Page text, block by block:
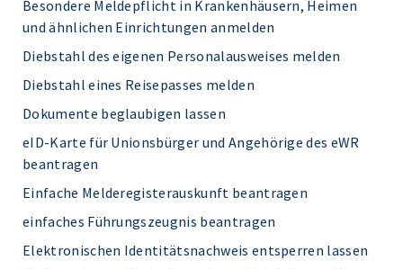
Besondere Meldepflicht in Krankenhäusern, Heimen
und ähnlichen Einrichtungen anmelden
Diebstahl des eigenen Personalausweises melden
Diebstahl eines Reisepasses melden
Dokumente beglaubigen lassen
eID-Karte für Unionsbürger und Angehörige des eWR
beantragen
Einfache Melderegisterauskunft beantragen
einfaches Führungszeugnis beantragen
Elektronischen Identitätsnachweis entsperren lassen